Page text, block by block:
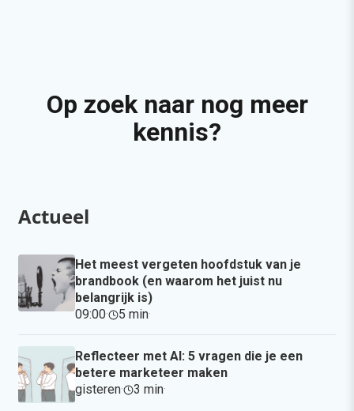
Op zoek naar nog meer
kennis?
Actueel
Het meest vergeten hoofdstuk van je
brandbook (en waarom het juist nu
belangrijk is)
09:00· 5 min·
Reflecteer met AI: 5 vragen die je een
betere marketeer maken
gisteren· 3 min·